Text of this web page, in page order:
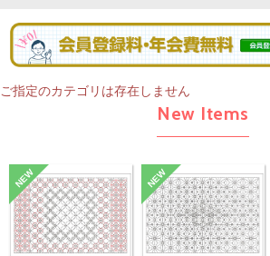
ご指定のカテゴリは存在しません
New Items
NEW NEW